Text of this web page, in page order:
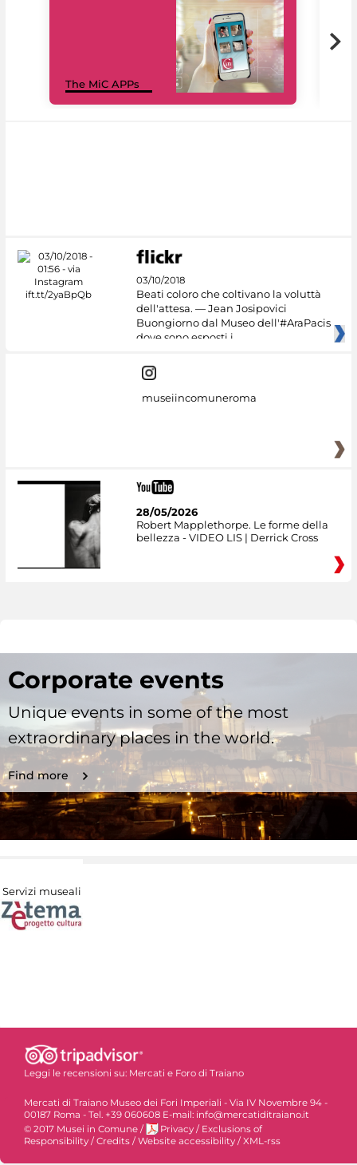
The MiC APPs
03/10/2018
Beati coloro che coltivano la voluttà
dell'attesa. — Jean Josipovici
Buongiorno dal Museo dell'#AraPacis
dove sono esposti i
museiincomuneroma
28/05/2026
Robert Mapplethorpe. Le forme della
bellezza - VIDEO LIS | Derrick Cross
Corporate events
Unique events in some of the most
extraordinary places in the world.
Find more
Servizi museali
Leggi le recensioni su: Mercati e Foro di Traiano
Mercati di Traiano Museo dei Fori Imperiali - Via IV Novembre 94 -
00187 Roma - Tel. +39 060608 E-mail: info@mercatiditraiano.it
© 2017 Musei in Comune / Privacy / Exclusions of
Responsibility /Credits /Website accessibility /XML-rss